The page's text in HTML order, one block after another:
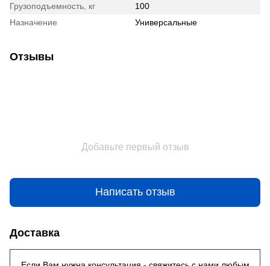
Грузоподъемность, кг
100
Назначение
Универсальные
Отзывы
Добавьте первый отзыв
Написать отзыв
Доставка